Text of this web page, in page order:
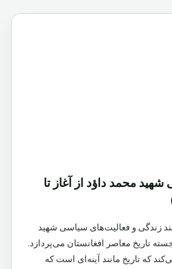
محمد داؤد از آغاز تا
زندگی و فعالیت‌های سیاسی شهید
تاریخ معاصر افغانستان می‌پردازد.
که تاریخ مانند آینه‌ای است که